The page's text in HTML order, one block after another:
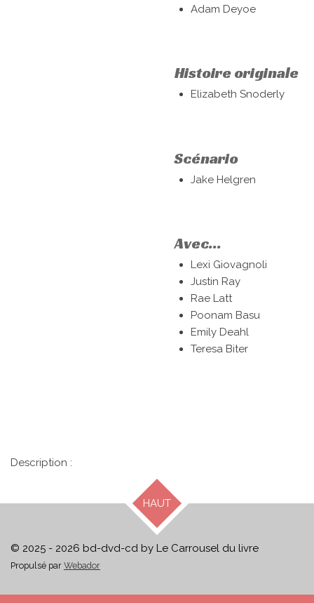
Adam Deyoe
Histoire originale
Elizabeth Snoderly
Scénario
Jake Helgren
Avec...
Lexi Giovagnoli
Justin Ray
Rae Latt
Poonam Basu
Emily Deahl
Teresa Biter
Description :
HAUT
© 2025 - 2026 bd-dvd-cd by Le Carrousel du livre
Propulsé par Webador